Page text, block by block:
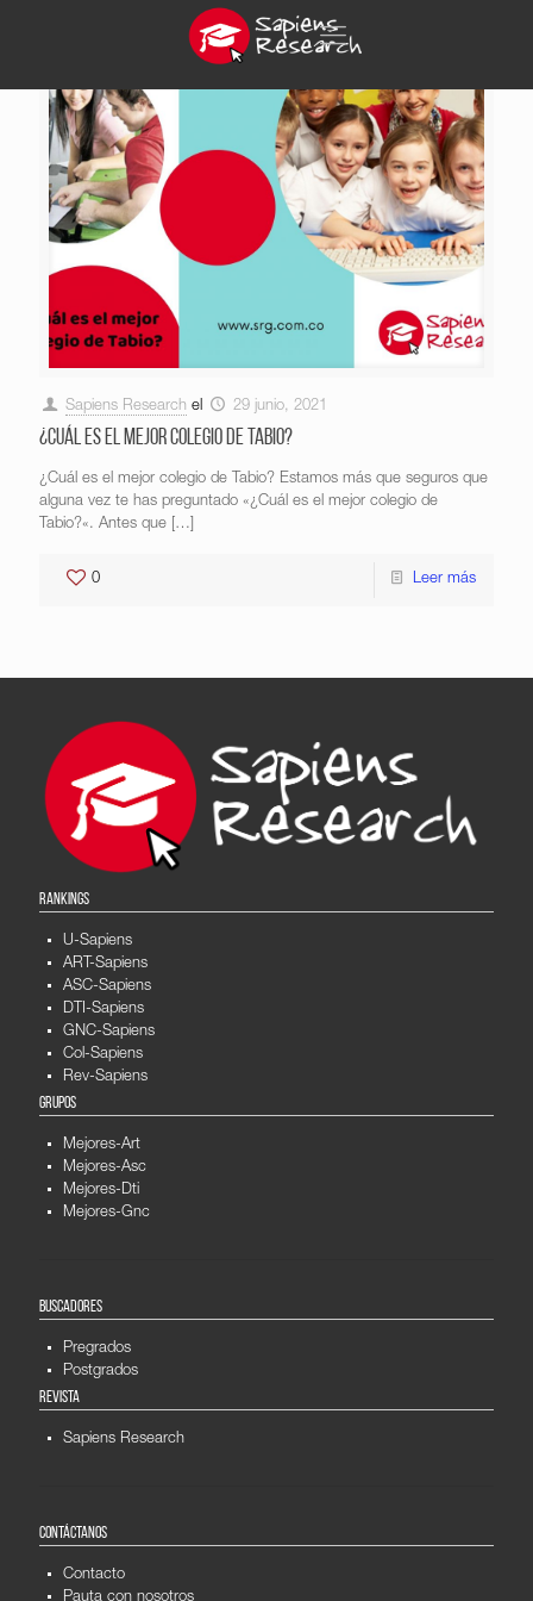
Sapiens Research el 29 junio, 2021
¿Cuál es el mejor colegio de Tabio?
¿Cuál es el mejor colegio de Tabio? Estamos más que seguros que
alguna vez te has preguntado «¿Cuál es el mejor colegio de
Tabio?«. Antes que […]
0 Leer más
RANKINGS
U-Sapiens
ART-Sapiens
ASC-Sapiens
DTI-Sapiens
GNC-Sapiens
Col-Sapiens
Rev-Sapiens
GRUPOS
Mejores-Art
Mejores-Asc
Mejores-Dti
Mejores-Gnc
BUSCADORES
Pregrados
Postgrados
REVISTA
Sapiens Research
CONTÁCTANOS
Contacto